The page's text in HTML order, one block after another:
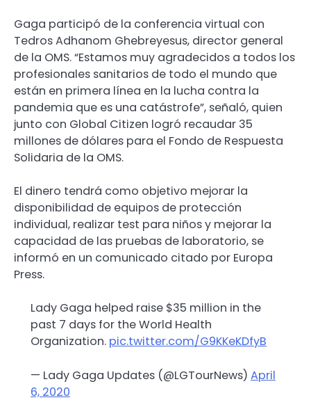
Gaga participó de la conferencia virtual con
Tedros Adhanom Ghebreyesus, director general
de la OMS. “Estamos muy agradecidos a todos los
profesionales sanitarios de todo el mundo que
están en primera línea en la lucha contra la
pandemia que es una catástrofe”, señaló, quien
junto con Global Citizen logró recaudar 35
millones de dólares para el Fondo de Respuesta
Solidaria de la OMS.
El dinero tendrá como objetivo mejorar la
disponibilidad de equipos de protección
individual, realizar test para niños y mejorar la
capacidad de las pruebas de laboratorio, se
informó en un comunicado citado por Europa
Press.
Lady Gaga helped raise $35 million in the
past 7 days for the World Health
Organization. pic.twitter.com/G9KKeKDfyB
— Lady Gaga Updates (@LGTourNews) April
6, 2020